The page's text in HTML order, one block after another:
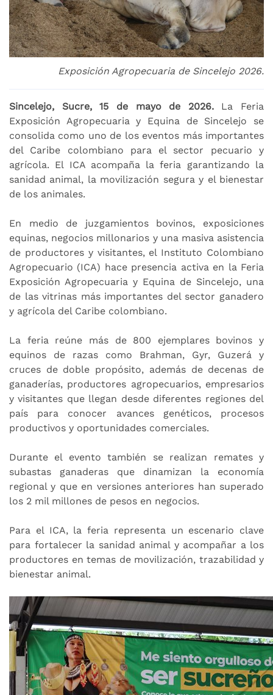
Exposición Agropecuaria de Sincelejo 2026.
Sincelejo, Sucre, 15 de mayo de 2026.La Feria
Exposición Agropecuaria y Equina de Sincelejo se
consolida como uno de los eventos más importantes
del Caribe colombiano para el sector pecuario y
agrícola. El ICA acompaña la feria garantizando la
sanidad animal, la movilización segura y el bienestar
de los animales.
En medio de juzgamientos bovinos, exposiciones
equinas, negocios millonarios y una masiva asistencia
de productores y visitantes, el Instituto Colombiano
Agropecuario (ICA) hace presencia activa en la Feria
Exposición Agropecuaria y Equina de Sincelejo, una
de las vitrinas más importantes del sector ganadero
y agrícola del Caribe colombiano.
La feria reúne más de 800 ejemplares bovinos y
equinos de razas como Brahman, Gyr, Guzerá y
cruces de doble propósito, además de decenas de
ganaderías, productores agropecuarios, empresarios
y visitantes que llegan desde diferentes regiones del
país para conocer avances genéticos, procesos
productivos y oportunidades comerciales.
Durante el evento también se realizan remates y
subastas ganaderas que dinamizan la economía
regional y que en versiones anteriores han superado
los 2 mil millones de pesos en negocios.
Para el ICA, la feria representa un escenario clave
para fortalecer la sanidad animal y acompañar a los
productores en temas de movilización, trazabilidad y
bienestar animal.